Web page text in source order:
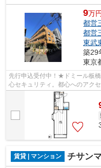
9万円
都営
都営
東武
築29
東京
先行申込受付中！★ドミール板
心セキュリティ。都心へのアク
施設充実で生活便利！
賃貸 | マンション チサン